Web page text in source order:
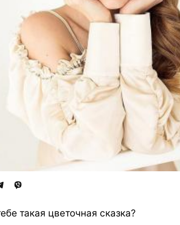
такая цветочная сказка?